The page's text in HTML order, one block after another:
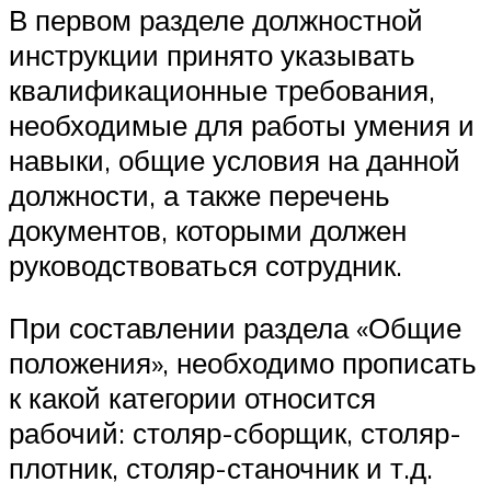
В первом разделе должностной
инструкции принято указывать
квалификационные требования,
необходимые для работы умения и
навыки, общие условия на данной
должности, а также перечень
документов, которыми должен
руководствоваться сотрудник.
При составлении раздела «Общие
положения», необходимо прописать
к какой категории относится
рабочий: столяр-сборщик, столяр-
плотник, столяр-станочник и т.д.